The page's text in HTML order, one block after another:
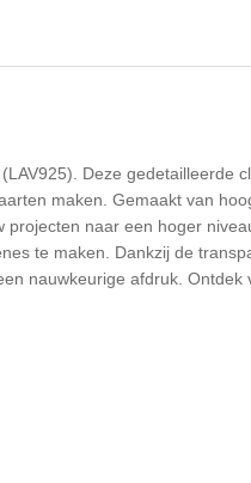
Deze gedetailleerde
maken. Gemaakt van
naar een hoger
te maken. Dankzij de
nauwkeurige afdruk. Ontdek